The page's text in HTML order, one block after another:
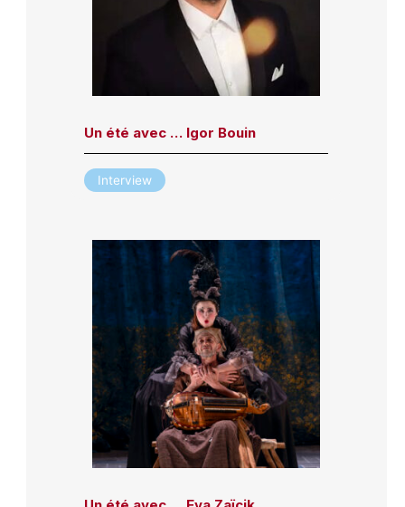
Un été avec … Igor Bouin
Interview